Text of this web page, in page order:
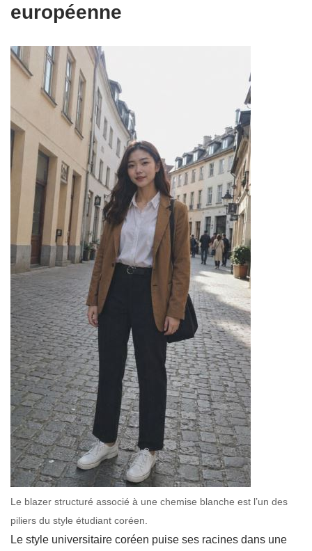
européenne
Le blazer structuré associé à une chemise blanche est l’un des
piliers du style étudiant coréen.
Le style universitaire coréen puise ses racines dans une